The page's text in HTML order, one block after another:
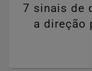
7 sinais de
a direção